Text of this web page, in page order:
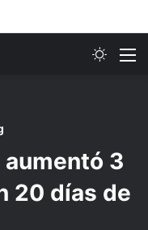
aumentó 3
20 días de